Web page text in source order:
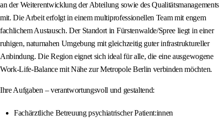
an der Weiterentwicklung der Abteilung sowie des Qualitätsmanagements
mit. Die Arbeit erfolgt in einem multiprofessionellen Team mit engem
fachlichem Austausch. Der Standort in Fürstenwalde/Spree liegt in einer
ruhigen, naturnahen Umgebung mit gleichzeitig guter infrastruktureller
Anbindung. Die Region eignet sich ideal für alle, die eine ausgewogene
Work-Life-Balance mit Nähe zur Metropole Berlin verbinden möchten.
Ihre Aufgaben – verantwortungsvoll und gestaltend:
Fachärztliche Betreuung psychiatrischer Patient:innen